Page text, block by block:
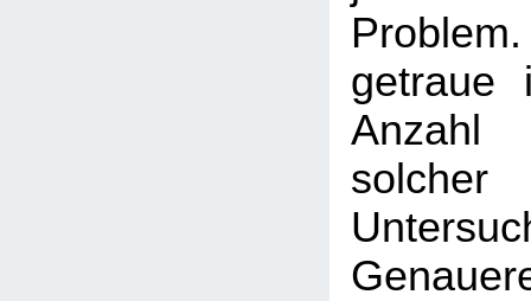
getraue
Anzahl
solcher